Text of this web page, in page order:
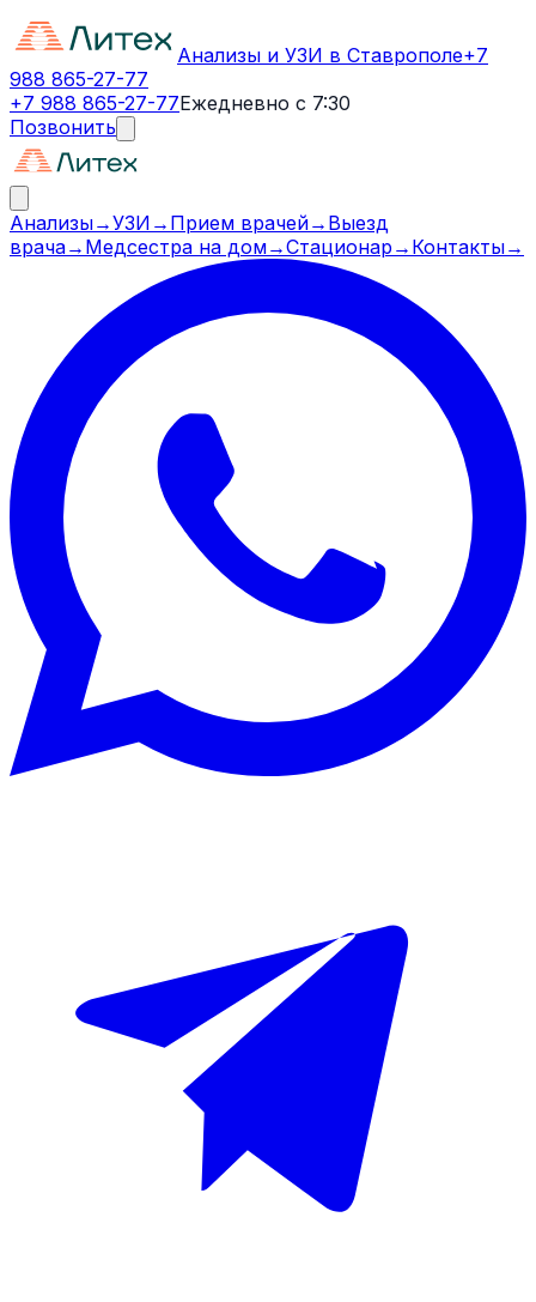
Анализы и УЗИ в Ставрополе+7
988 865-27-77
+7 988 865-27-77Ежедневно с 7:30
Позвонить
Анализы→УЗИ → Прием врачей→ Выезд
врача→ Медсестра на дом→Стационар → Контакты→